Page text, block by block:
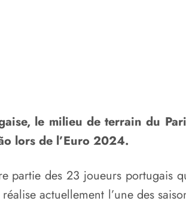
le milieu de terrain du
lors de l’Euro 2024.
partie des 23 joueurs portugais
réalise actuellement l’une des